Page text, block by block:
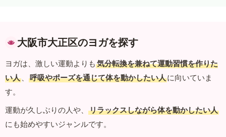
大阪市大正区のヨガを探す
ヨガは、激しい運動よりも 気分転換を兼ねて運動習慣を作りた
い人 、 呼吸やポーズを通じて体を動かしたい人に向いていま
す。
運動が久しぶりの人や、
リラックスしながら体を動かしたい人
にも始めやすいジャンルです。